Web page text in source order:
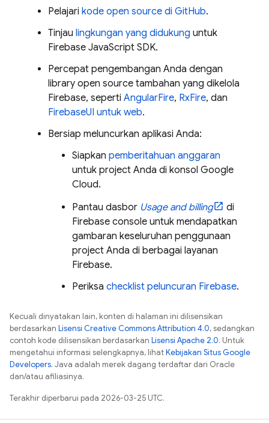
Pelajari kode open source di GitHub.
Tinjau lingkungan yang didukung untuk
Firebase JavaScript SDK.
Percepat pengembangan Anda dengan
library open source tambahan yang dikelola
Firebase, seperti AngularFire, RxFire, dan
FirebaseUI untuk web.
Bersiap meluncurkan aplikasi Anda:
Siapkan pemberitahuan anggaran
untuk project Anda di konsol Google
Cloud.
Pantau dasbor Usage and billing
di
Firebase console untuk mendapatkan
gambaran keseluruhan penggunaan
project Anda di berbagai layanan
Firebase.
Periksa checklist peluncuran Firebase.
Kecuali dinyatakan lain, konten di halaman ini dilisensikan
berdasarkan Lisensi Creative Commons Attribution 4.0, sedangkan
contoh kode dilisensikan berdasarkan Lisensi Apache 2.0. Untuk
mengetahui informasi selengkapnya, lihatKebijakan Situs Google
Developers. Java adalah merek dagang terdaftar dari Oracle
dan/atau afiliasinya.
Terakhir diperbarui pada 2026-03-25 UTC.